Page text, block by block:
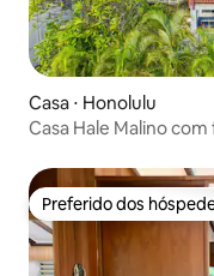
Casa ⋅ Honolulu
Casa Hale Malino
Preferido dos
Preferido dos